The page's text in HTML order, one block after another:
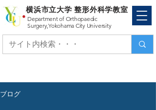
横浜市立大学 整形外科学教室
Department of Orthopaedic
Surgery,Yokohama City University
ブログ